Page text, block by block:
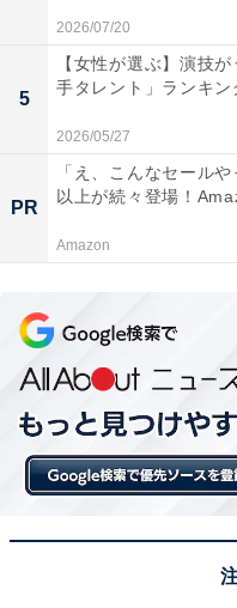
1位には、MLBロサン
手が輝きました。大谷
野球で注目を集め、
ズに入団。投打の両方
活躍しました。2018年
ルスと契約しMLBデビ
デビュー年には、ア・
は、MLBオールスター
年間MVPにも輝きまし
に輝き、2度目の年間
ロサンゼルス・ドジャ
続き、4月には、それま
本人メジャー通算本塁
をいまも塗り替え続け
新社会人が「目標にし
2026/07/20
5
【女性が選ぶ】演技
手タレント」ランキ
2026/05/27
PR
「え、こんなセール
以上が続々登場！
Amazon